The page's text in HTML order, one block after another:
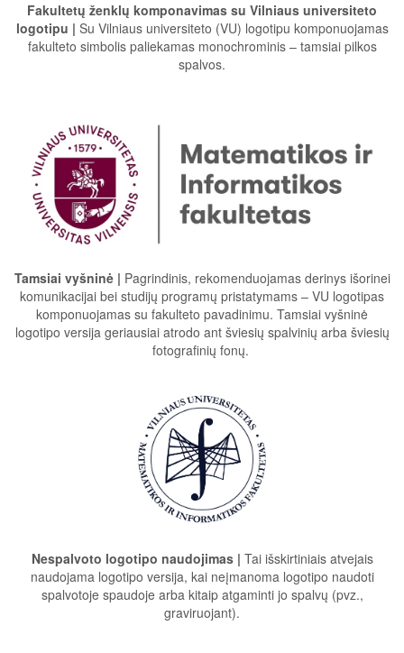
Fakultetų ženklų komponavimas su Vilniaus universiteto
logotipu | Su Vilniaus universiteto (VU) logotipu komponuojamas
fakulteto simbolis paliekamas monochrominis – tamsiai pilkos
spalvos.
Tamsiai vyšninė | Pagrindinis, rekomenduojamas derinys išorinei
komunikacijai bei studijų programų pristatymams – VU logotipas
komponuojamas su fakulteto pavadinimu. Tamsiai vyšninė
logotipo versija geriausiai atrodo ant šviesių spalvinių arba šviesių
fotografinių fonų.
Nespalvoto logotipo naudojimas | Tai išskirtiniais atvejais
naudojama logotipo versija, kai neįmanoma logotipo naudoti
spalvotoje spaudoje arba kitaip atgaminti jo spalvų (pvz.,
graviruojant).